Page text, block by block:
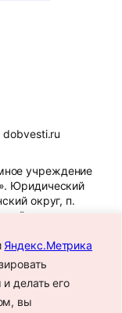
Яндекс.Метрика
делать его
вы
учреждение
Юридический
округ, п.
редактор
Федеральной
от 2